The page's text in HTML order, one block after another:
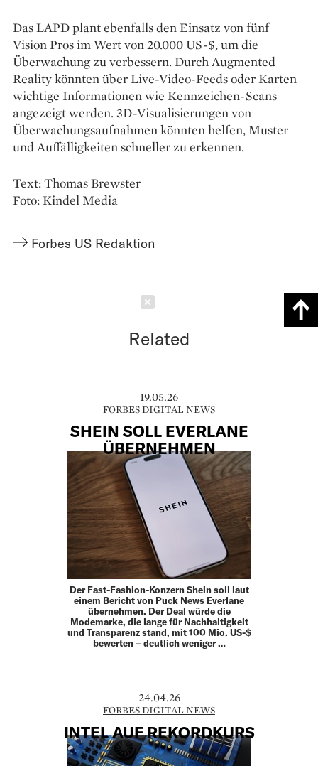
Das LAPD plant ebenfalls den Einsatz von fünf
Vision Pros im Wert von 20.000 US-$, um die
Überwachung zu verbessern. Durch Augmented
Reality könnten über Live-Video-Feeds oder Karten
wichtige Informationen wie Kennzeichen-Scans
angezeigt werden. 3D-Visualisierungen von
Überwachungsaufnahmen könnten helfen, Muster
und Auffälligkeiten schneller zu erkennen.
Text: Thomas Brewster
Foto: Kindel Media
Forbes US Redaktion
Related
19.05.26
FORBES DIGITAL NEWS
SHEIN SOLL EVERLANE
ÜBERNEHMEN
Der Fast-Fashion-Konzern Shein soll laut
einem Bericht von Puck News Everlane
übernehmen. Der Deal würde die
Modemarke, die lange für Nachhaltigkeit
und Transparenz stand, mit 100 Mio. US-$
bewerten – deutlich weniger …
24.04.26
FORBES DIGITAL NEWS
INTEL AUF REKORDKURS